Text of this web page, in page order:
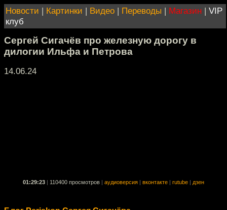
Новости | Картинки | Видео | Переводы | Магазин | VIP
клуб
Сергей Сигачёв про железную дорогу в
дилогии Ильфа и Петрова
14.06.24
01:29:23 110400 просмотров аудиоверсия вконтакте rutube дзен